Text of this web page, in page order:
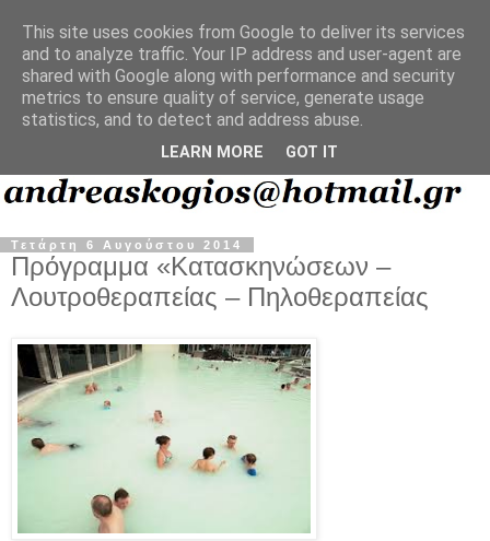
Τετάρτη 6 Αυγούστου 2014
Πρόγραμμα «Κατασκηνώσεων –
Λουτροθεραπείας – Πηλοθεραπείας
This site uses cookies from Google to deliver its services
and to analyze traffic. Your IP address and user-agent are
shared with Google along with performance and security
metrics to ensure quality of service, generate usage
statistics, and to detect and address abuse.
LEARN MORE GOT IT